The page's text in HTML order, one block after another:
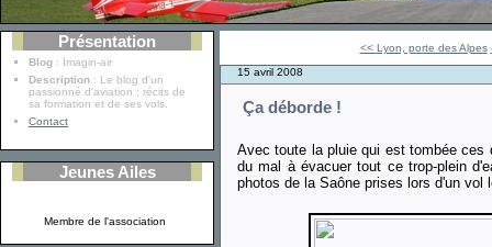
Présentation
Blog : Imagin-air
Description : Le blog d'un
passionné d'aviation : récits de
sa formation et de ses vols.
Contact
Jeunes Ailes
Membre de l'association
<< Lyon, porte des Alpes
15 avril 2008
Ça déborde !
Avec toute la pluie qui est tombée
du mal à évacuer tout ce trop-plein
photos de la Saône prises lors d'un vol